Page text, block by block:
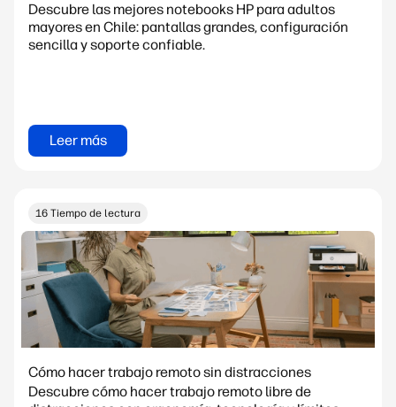
Descubre las mejores notebooks HP para adultos
mayores en Chile: pantallas grandes, configuración
sencilla y soporte confiable.
Leer más
16 Tiempo de lectura
Cómo hacer trabajo remoto sin distracciones
Descubre cómo hacer trabajo remoto libre de